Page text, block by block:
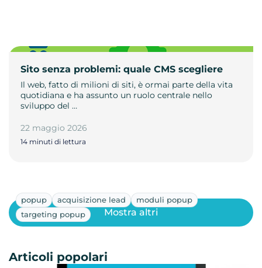
Sito senza problemi: quale CMS scegliere
Il web, fatto di milioni di siti, è ormai parte della vita
quotidiana e ha assunto un ruolo centrale nello
sviluppo del …
22 maggio 2026
14 minuti di lettura
popup acquisizione lead
moduli popup
targeting popup
Mostra altri
Articoli popolari